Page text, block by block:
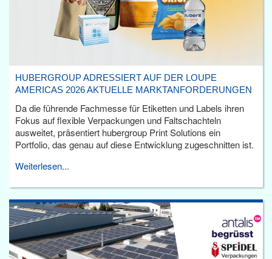
HUBERGROUP ADRESSIERT AUF DER LOUPE
AMERICAS 2026 AKTUELLE MARKTANFORDERUNGEN
Da die führende Fachmesse für Etiketten und Labels ihren
Fokus auf flexible Verpackungen und Faltschachteln
ausweitet, präsentiert hubergroup Print Solutions ein
Portfolio, das genau auf diese Entwicklung zugeschnitten ist.
Weiterlesen...